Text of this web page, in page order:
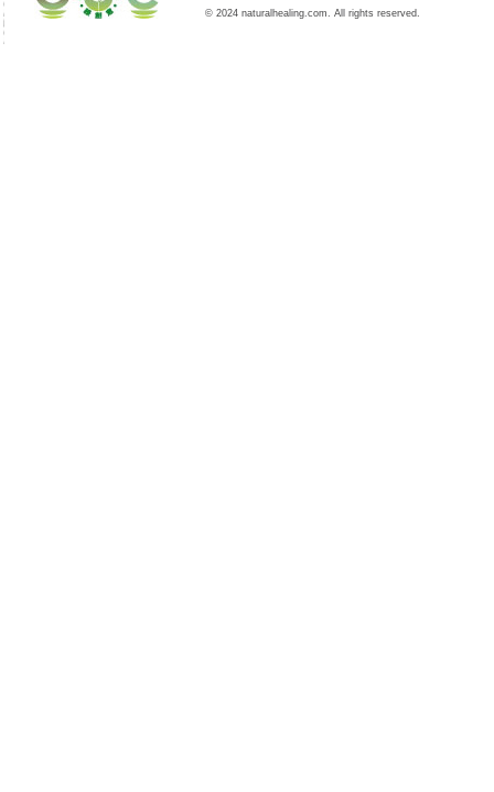
© 2024 naturalhealing.com. All rights reserved.